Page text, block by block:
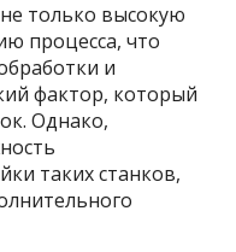
только высокую
процесса, что
и
фактор, который
Однако,
таких станков,